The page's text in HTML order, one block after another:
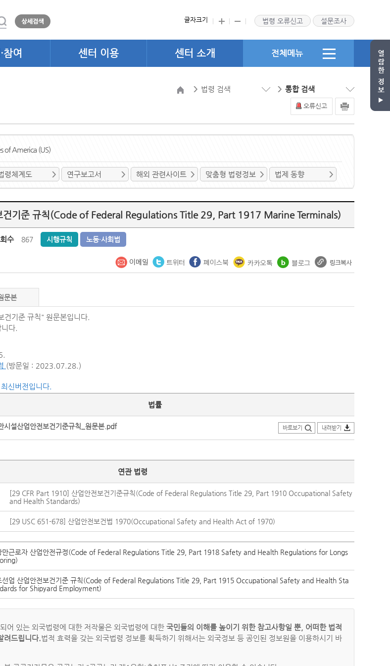
글자크기 법령 오류신고 설문조사
참여 센터 이용 센터 소개 전체메뉴
법령 검색 통합 검색
오류신고
of America (US)
령체계도 연구보고서 해외 관련사이트 맞춤형 법령정보 법제 동향
건기준 규칙(Code of Federal Regulations Title 29, Part 1917 Marine Terminals)
수 867 시행규칙 노동·사회법
문본
건기준 규칙" 원문본입니다.
다.
(방문일 : 2023.07.28.)
신버전입니다.
법률
시설산업안전보건기준규칙_원문본.pdf 바로보기 내려받기
연관 법령
[29 CFR Part 1910] 산업안전보건기준규칙(Code of Federal Regulations Title 29, Part 1910 Occupational Safety
and Health Standards)
[29 USC 651-678] 산업안전보건법 1970(Occupational Safety and Health Act of 1970)
만근로자 산업안전규정(Code of Federal Regulations Title 29, Part 1918 Safety and Health Regulations for Longs
선업 산업안전보건기준 규칙(Code of Federal Regulations Title 29, Part 1915 Occupational Safety and Health Sta
for Shipyard Employment)
어 있는 외국법령에 대한 저작물은 외국법령에 대한 국민들의 이해를 높이기 위한 참고사항일 뿐, 어떠한 법적
려드립니다.법적 효력을 갖는 외국법령 정보를 획득하기 위해서는 외국정보 등 공인된 정보원을 이용하시기 바